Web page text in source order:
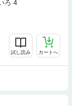
ろ 4
試し読み カートへ